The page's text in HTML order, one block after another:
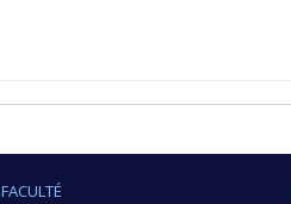
FACULTÉ